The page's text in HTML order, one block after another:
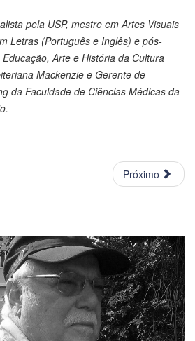
pela USP, mestre em Artes Visuais
Letras (Português e Inglês) e pós-
Arte e História da Cultura
Mackenzie e Gerente de
da Faculdade de Ciências Médicas da
Próximo